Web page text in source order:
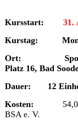
Kursstart:
31.
Kurstag:
Ort:
Platz 16, Bad
Dauer:
12
Kosten:
BSA e. V.